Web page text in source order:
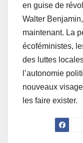
en guise de
Walter
maintenant. La
écoféministes,
des luttes
l’autonomie
nouveaux
les faire exister.